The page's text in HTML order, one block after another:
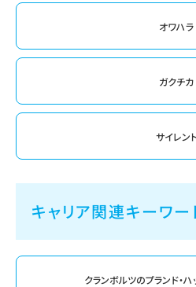
オワハラ
ガクチカ
サイレント
キャリア関連キーワー
クランボルツのプランド・